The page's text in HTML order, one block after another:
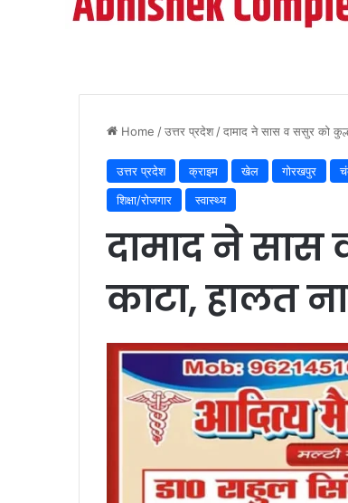
Home /उत्तर प्रदेश /दामाद ने सास व ससुर को
उत्तर प्रदेश क्राइम खेल गोरखपुर
शिक्षा/रोजगार
स्वास्थ्य
दामाद ने सास
काटा, हालत